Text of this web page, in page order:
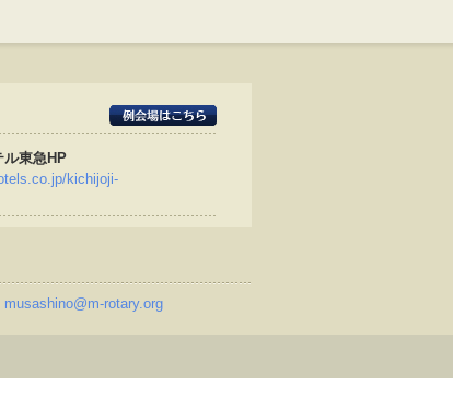
ル東急HP
kichijoji-
musashino@m-rotary.org